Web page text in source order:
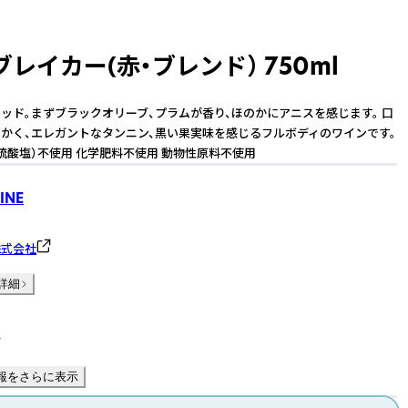
レイカー(赤・ブレンド） 750ml
ド。まずブラックオリーブ、プラムが香り、ほのかにアニスを感じます。 口
く、エレガントなタンニン、黒い果実味を感じるフルボディのワインです。
酸塩）不使用 化学肥料不使用 動物性原料不使用
会社
細
をさらに表示